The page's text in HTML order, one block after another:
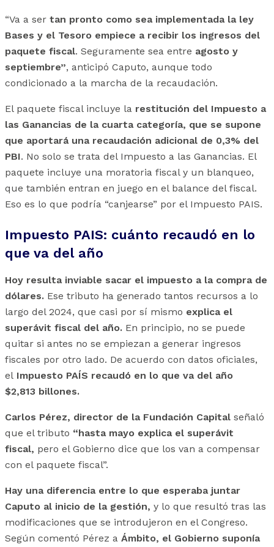
“Va a ser tan pronto como sea implementada la ley
Bases y el Tesoro empiece a recibir los ingresos del
paquete fiscal. Seguramente sea entre agosto y
septiembre”, anticipó Caputo, aunque todo
condicionado a la marcha de la recaudación.
El paquete fiscal incluye la restitución del Impuesto a
las Ganancias de la cuarta categoría, que se supone
que aportará una recaudación adicional de 0,3% del
PBI. No solo se trata del Impuesto a las Ganancias. El
paquete incluye una moratoria fiscal y un blanqueo,
que también entran en juego en el balance del fiscal.
Eso es lo que podría “canjearse” por el Impuesto PAIS.
Impuesto PAIS: cuánto recaudó en lo
que va del año
Hoy resulta inviable sacar el impuesto a la compra de
dólares. Ese tributo ha generado tantos recursos a lo
largo del 2024, que casi por sí mismo explica el
superávit fiscal del año. En principio, no se puede
quitar si antes no se empiezan a generar ingresos
fiscales por otro lado. De acuerdo con datos oficiales,
el Impuesto PAÍS recaudó en lo que va del año
$2,813 billones.
Carlos Pérez, director de la Fundación Capital señaló
que el tributo “hasta mayo explica el superávit
fiscal, pero el Gobierno dice que los van a compensar
con el paquete fiscal”.
Hay una diferencia entre lo que esperaba juntar
Caputo al inicio de la gestión, y lo que resultó tras las
modificaciones que se introdujeron en el Congreso.
Según comentó Pérez a Ámbito, el Gobierno suponía